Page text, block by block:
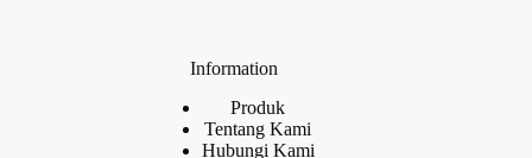
Information
Produk
Tentang Kami
Hubungi Kami